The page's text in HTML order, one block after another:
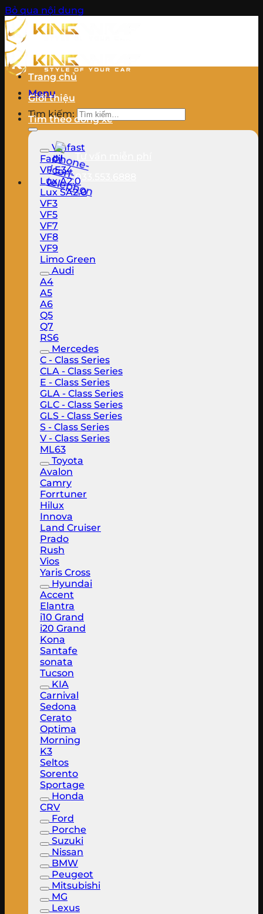
Bỏ qua nội dung
Menu
Tìm kiếm:
033.553.6888
Trang chủ
Giới thiệu
Tìm theo dòng xe
Vinfast
Fadil
VF E34
Lux A2.0
Lux SA2.0
VF3
VF5
VF7
VF8
VF9
Limo Green
Audi
A4
A5
A6
Q5
Q7
RS6
Mercedes
C - Class Series
CLA - Class Series
E - Class Series
GLA - Class Series
GLC - Class Series
GLS - Class Series
S - Class Series
V - Class Series
ML63
Toyota
Avalon
Camry
Forrtuner
Hilux
Innova
Land Cruiser
Prado
Rush
Vios
Yaris Cross
Hyundai
Accent
Elantra
i10 Grand
i20 Grand
Kona
Santafe
sonata
Tucson
KIA
Carnival
Sedona
Cerato
Optima
Morning
K3
Seltos
Sorento
Sportage
Honda
CRV
Ford
Porche
Suzuki
Nissan
BMW
Peugeot
Mitsubishi
MG
Lexus